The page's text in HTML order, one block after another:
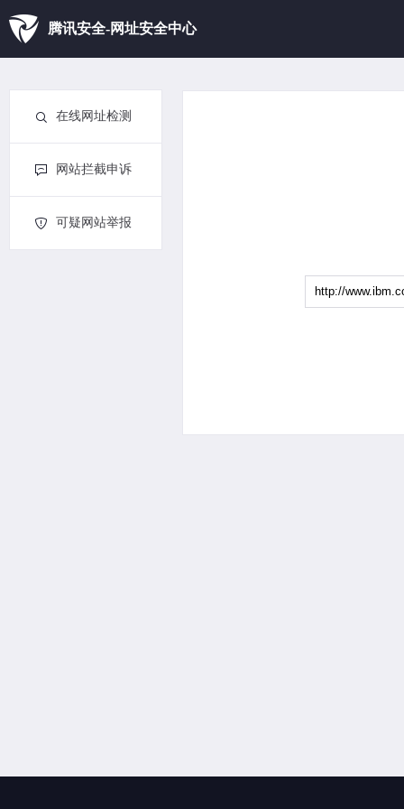
腾讯安全-网址安全中心
在线网址检测
网站拦截申诉
可疑网站举报